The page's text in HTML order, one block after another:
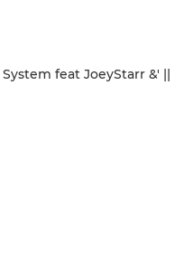
feat JoeyStarr &' ||